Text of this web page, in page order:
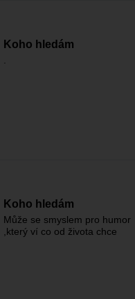
Koho hledám
Koho hledám
Může se smyslem pro humor
,který ví co od života chce